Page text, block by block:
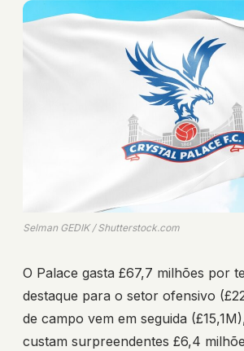
Selman GEDIK / Shutterstock.com
O Palace gasta £67,7 milhões por
destaque para o setor ofensivo
de campo vem em seguida
custam surpreendentes £6,4